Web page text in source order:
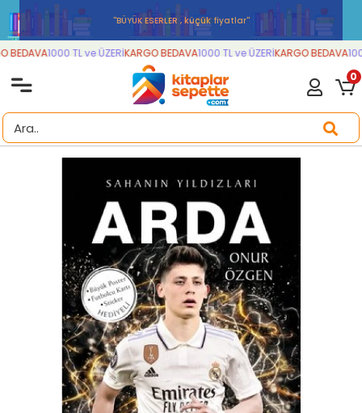
''BÜYÜK ESERLER , küçük fiyatlar''
BEDAVA1000 TL ve ÜZERİKARGO BEDAVA1000 TL ve ÜZERİKARGO BEDAVA
0